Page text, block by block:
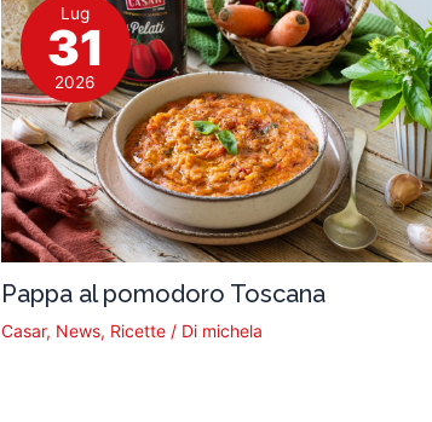
Lug
31
2026
28
Luglio
2026
Pappa al pomodoro Toscana
Casar, News, Ricette/ Di michela